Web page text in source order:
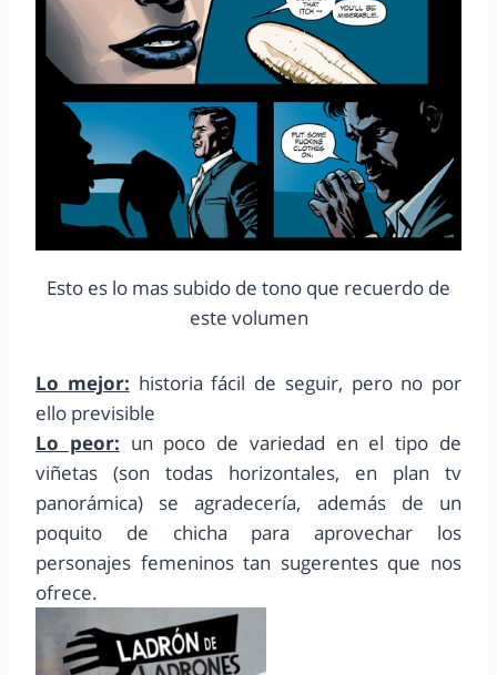
Esto es lo mas subido de tono que recuerdo de
este volumen
Lo mejor: historia fácil de seguir, pero no por
ello previsible
Lo peor: un poco de variedad en el tipo de
viñetas (son todas horizontales, en plan tv
panorámica) se agradecería, además de un
poquito de chicha para aprovechar los
personajes femeninos tan sugerentes que nos
ofrece.